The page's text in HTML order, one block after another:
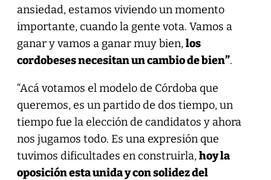
ansiedad, estamos viviendo un momento
importante, cuando la gente vota. Vamos a
ganar y vamos a ganar muy bien,los
cordobeses necesitan un cambio de bien”.
“Acá votamos el modelo de Córdoba que
queremos, es un partido de dos tiempo, un
tiempo fue la elección de candidatos y ahora
nos jugamos todo. Es una expresión que
tuvimos dificultades en construirla,hoy la
oposición esta unida y con solidez del